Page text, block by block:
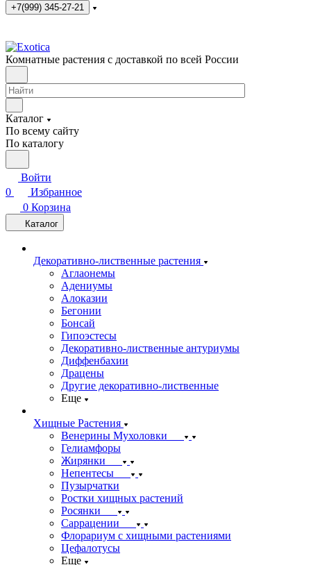
+7(999) 345-27-21
Комнатные растения с доставкой по всей России
Каталог
По всему сайту
По каталогу
Войти
0
Избранное
0 Корзина
Каталог
Декоративно-лиственные растения
Аглаонемы
Адениумы
Алоказии
Бегонии
Бонсай
Гипоэстесы
Декоративно-лиственные антуриумы
Диффенбахии
Драцены
Другие декоративно-лиственные
Еще
Хищные Растения
Венерины Мухоловки
Гелиамфоры
Жирянки
Непентесы
Пузырчатки
Ростки хищных растений
Росянки
Саррацении
Флорариум с хищными растениями
Цефалотусы
Еще